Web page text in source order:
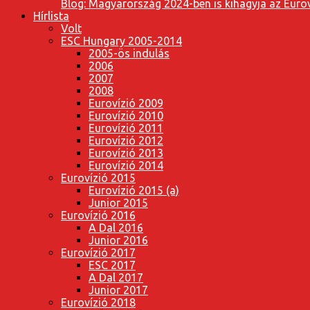
Blog: Magyarország 2024-ben is kihagyja az
Hírlista
Volt
ESC Hungary 2005-2014
2005-ös indulás
2006
2007
2008
Eurovízió 2009
Eurovízió 2010
Eurovízió 2011
Eurovízió 2012
Eurovízió 2013
Eurovízió 2014
Eurovízió 2015
Eurovízió 2015 (a)
Junior 2015
Eurovízió 2016
A Dal 2016
Junior 2016
Eurovízió 2017
ESC 2017
A Dal 2017
Junior 2017
Eurovízió 2018